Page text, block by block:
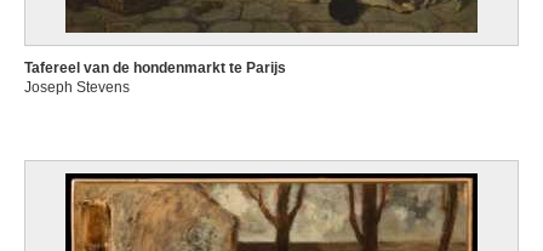
Tafereel van de hondenmarkt te Parijs
Joseph Stevens